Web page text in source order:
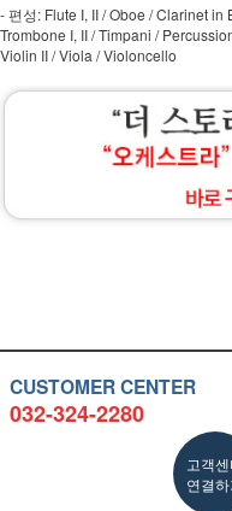
- 편성: Flute I, II / Oboe / Clarinet in
Trombone I, II / Timpani /
Violin II / Viola / Violoncello
CUSTOMER CENTER
032-324-2280
고객
연결